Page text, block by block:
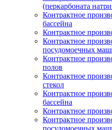
(перкарбоната
Контрактное
бассейна
Контрактное
Контрактное
посудомоечных
Контрактное
полов
Контрактное
стекол
Контрактное
бассейна
Контрактное
Контрактное
посудомоечных